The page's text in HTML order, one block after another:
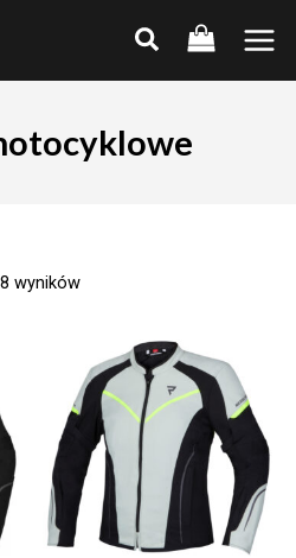
Main
wyników